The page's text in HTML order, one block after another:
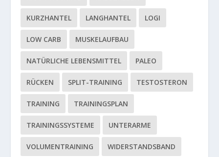
KURZHANTEL LANGHANTEL LOGI
LOW CARB MUSKELAUFBAU
NATÜRLICHE LEBENSMITTEL PALEO
RÜCKEN SPLIT-TRAINING TESTOSTERON
TRAINING TRAININGSPLAN
TRAININGSSYSTEME UNTERARME
VOLUMENTRAINING WIDERSTANDSBAND